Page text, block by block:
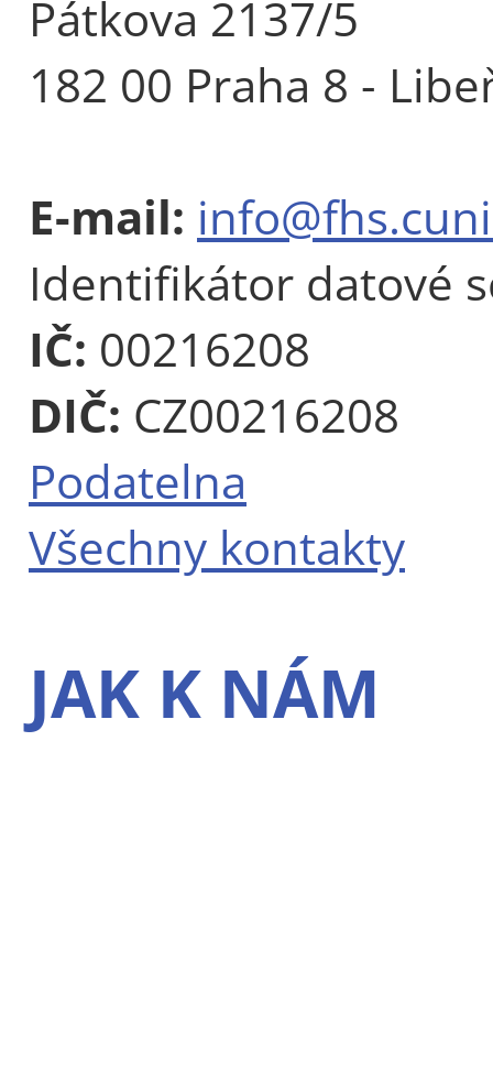
Pátkova 2137/5
182 00 Praha 8 -
E-mail:
Identifikátor datové
IČ: 00216208
DIČ: CZ00216208
Podatelna
Všechny kontakty
JAK K NÁM